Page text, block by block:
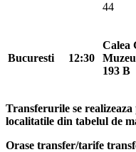
44
Bucuresti 12:30
Calea
193 B
Transferurile se
localitatile din tabelul de
Orase transfer/tarife